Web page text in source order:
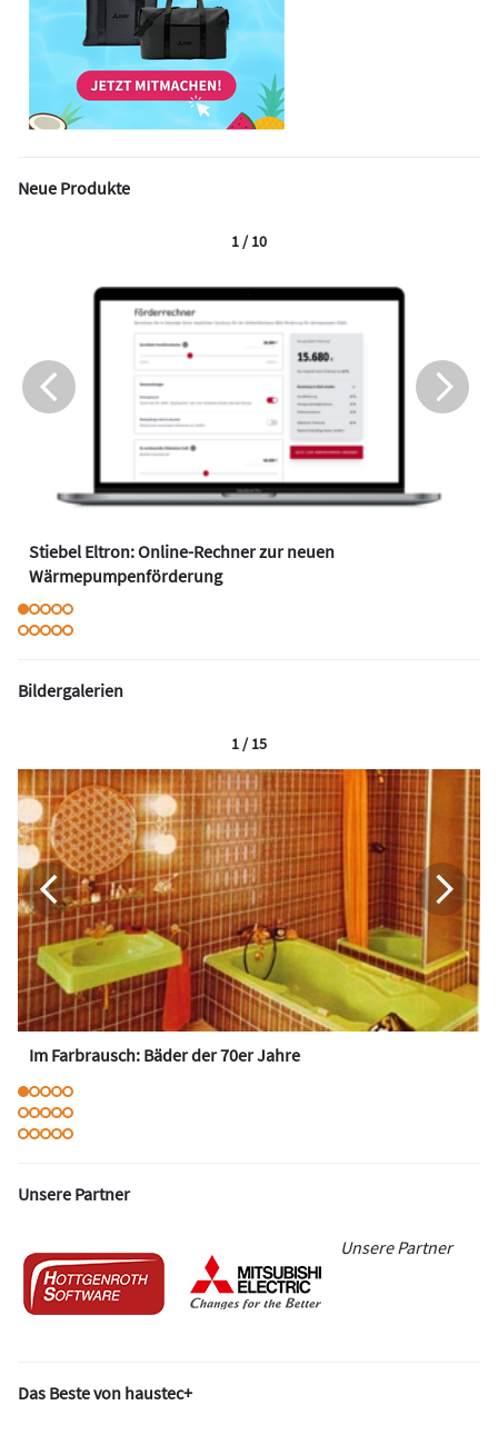
Neue Produkte
Stiebel Eltron: Online-Rechner zur neuen
Wärmepumpenförderung
1 / 10
Bildergalerien
Im Farbrausch: Bäder der 70er Jahre
1 / 15
Unsere Partner
Unsere Partner
Das Beste von haustec+